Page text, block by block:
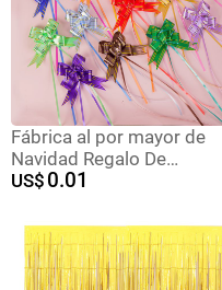
Fábrica al por mayor de
Navidad Regalo De
vacaciones flor embalaje
guirnalda 30 mano media
guirnalda
US$ 0.01